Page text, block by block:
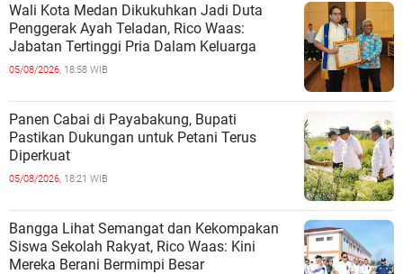
Wali Kota Medan Dikukuhkan Jadi Duta
Penggerak Ayah Teladan, Rico Waas:
Jabatan Tertinggi Pria Dalam Keluarga
05/08/2026, 18:58 WIB
Panen Cabai di Payabakung, Bupati
Pastikan Dukungan untuk Petani Terus
Diperkuat
05/08/2026, 18:21 WIB
Bangga Lihat Semangat dan Kekompakan
Siswa Sekolah Rakyat, Rico Waas: Kini
Mereka Berani Bermimpi Besar